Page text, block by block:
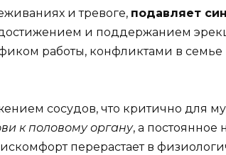
и тревоге, подавляет
и поддержанием
работы, конфликтами в
сосудов, что критично для
к половому органу, а постоянное
перерастает в